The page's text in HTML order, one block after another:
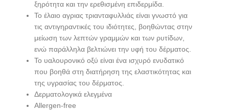
ξηρότητα και την ερεθισμένη επιδερμίδα.
Το έλαιο αγριας τριανταφυλλιάς είναι γνωστό για
τις αντιγηραντικές του ιδιότητες, βοηθώντας στην
μείωση των λεπτών γραμμών και των ρυτίδων,
ενώ παράλληλα βελτιώνει την υφή του δέρματος.
Το υαλουρονικό οξύ είναι ένα ισχυρό ενυδατικό
που βοηθά στη διατήρηση της ελαστικότητας και
της υγρασίας του δέρματος.
Δερματολογικά ελεγμένα
Allergen‑free